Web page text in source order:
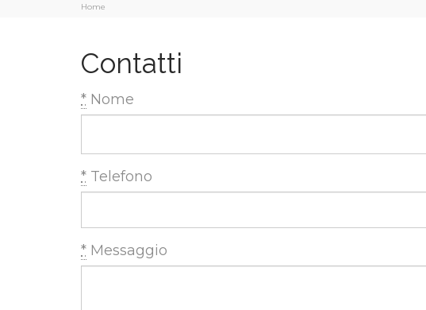
Home
Contatti
* Nome
* Telefono
* Messaggio